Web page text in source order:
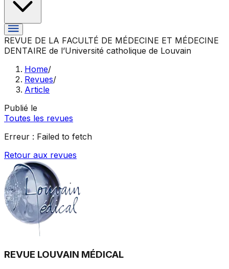
REVUE DE LA FACULTÉ DE MÉDECINE ET MÉDECINE
DENTAIRE de l’Université catholique de Louvain
Home/
Revues/
Article
Publié le
Toutes les revues
Erreur : Failed to fetch
Retour aux revues
REVUE LOUVAIN MÉDICAL